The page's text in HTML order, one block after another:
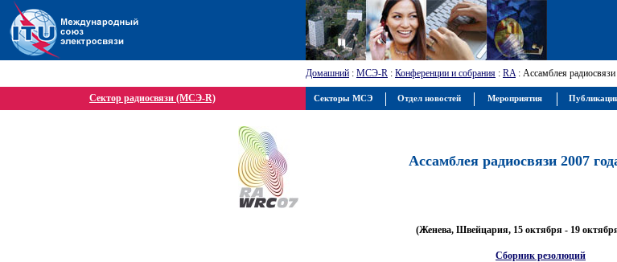
Домашний : МСЭ-R : Конференции и собрания : RA: Ассамблея
Сектор радиосвязи (МСЭ-R)
Ассамблея радиосвязи 2007
(Женева, Швейцария, 15 октября - 19
Сборник резолюций
Секторы МСЭ Отдел новостей Мероприятия